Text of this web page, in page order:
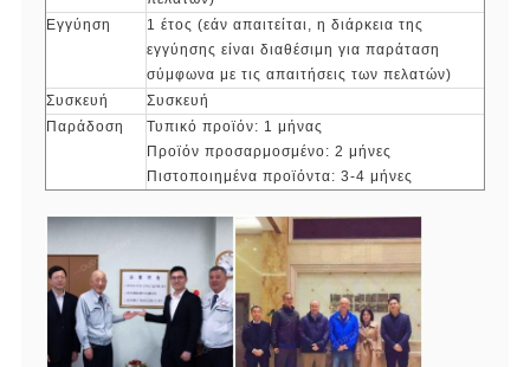
Εγγύηση
1 έτος (εάν απαιτείται, η διάρκεια της
εγγύησης είναι διαθέσιμη για παράταση
σύμφωνα με τις απαιτήσεις των πελατών)
Συσκευή
Συσκευή
Παράδοση
Τυπικό προϊόν: 1 μήνας
Προϊόν προσαρμοσμένο: 2 μήνες
Πιστοποιημένα προϊόντα: 3-4 μήνες